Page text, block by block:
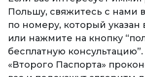
Польшу, свяжитесь с нами
по номеру, который указан
или нажмите на кнопку
бесплатную
«Второго Паспорта»